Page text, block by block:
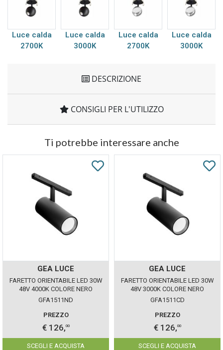
Luce calda
2700K
Luce calda
3000K
Luce calda
2700K
Luce calda
3000K
DESCRIZIONE
CONSIGLI PER L'UTILIZZO
Ti potrebbe interessare anche
GEA LUCE
FARETTO ORIENTABILE LED 30W
48V 4000K COLORE NERO
GEALUCE IP20 DIMMERABILE
GFA1511ND
PREZZO
€ 126,00
SCEGLI E ACQUISTA
GEA LUCE
FARETTO ORIENTABILE LED 30W
48V 3000K COLORE NERO
GEALUCE IP20 DIMMERABILE
GFA1511CD
PREZZO
€ 126,00
SCEGLI E ACQUISTA